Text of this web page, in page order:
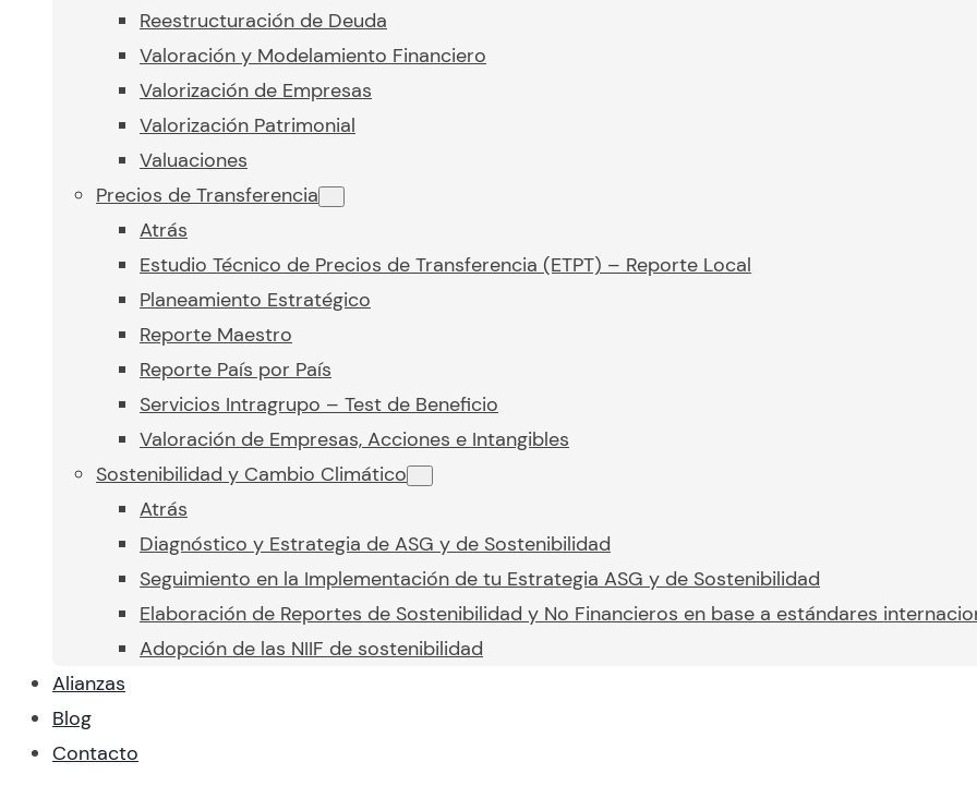
Reestructuración de Deuda
Valoración y Modelamiento Financiero
Valorización de Empresas
Valorización Patrimonial
Valuaciones
Precios de Transferencia
Atrás
Estudio Técnico de Precios de Transferencia (ETPT) – Reporte Local
Planeamiento Estratégico
Reporte Maestro
Reporte País por País
Servicios Intragrupo – Test de Beneficio
Valoración de Empresas, Acciones e Intangibles
Sostenibilidad y Cambio Climático
Atrás
Diagnóstico y Estrategia de ASG y de Sostenibilidad
Seguimiento en la Implementación de tu Estrategia ASG y de Sostenibilidad
Elaboración de Reportes de Sostenibilidad y No Financieros en base a estándares
Adopción de las NIIF de sostenibilidad
Alianzas
Blog
Contacto